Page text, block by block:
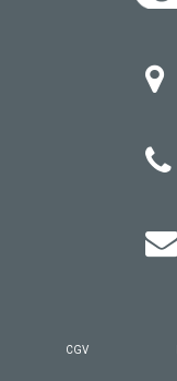
CGV